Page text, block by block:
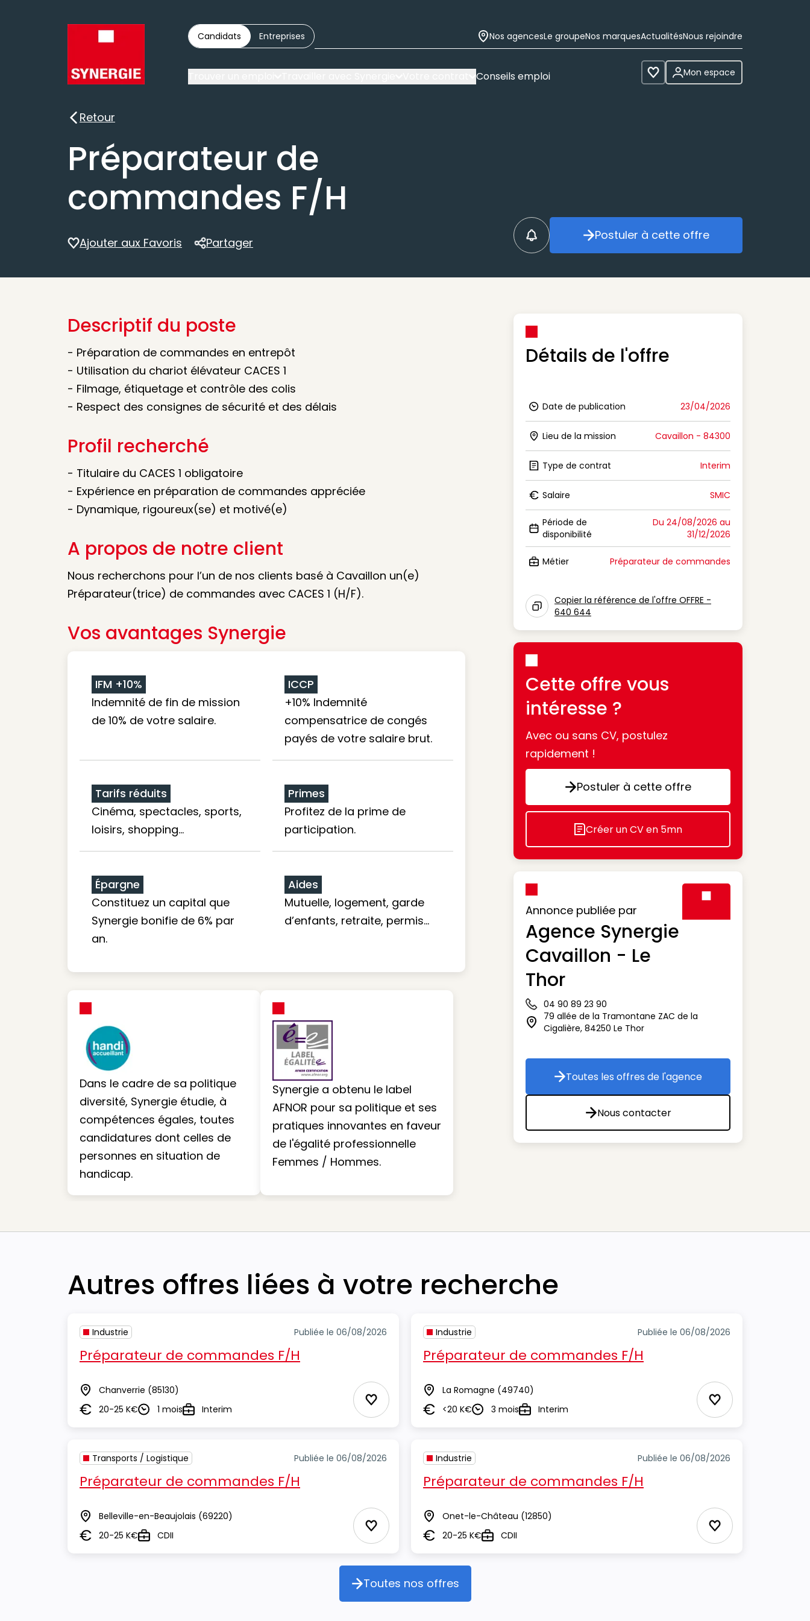
Candidats Entreprises Nos agencesLe groupeNos marquesActualitésNous rejoindre
Conseils emploi Voir les favoris
Mon espace
Retour
Retour
Préparateur de
commandes F/H
Ajouter aux Favoris
Partager
Partager Créer mon alerte Postuler à cette offre
Postuler à cette offre
Descriptif du poste
- Préparation de commandes en entrepôt
- Utilisation du chariot élévateur CACES 1
- Filmage, étiquetage et contrôle des colis
- Respect des consignes de sécurité et des délais
Profil recherché
- Titulaire du CACES 1 obligatoire
- Expérience en préparation de commandes appréciée
- Dynamique, rigoureux(se) et motivé(e)
A propos de notre client
Nous recherchons pour l’un de nos clients basé à Cavaillon un(e)
Préparateur(trice) de commandes avec CACES 1 (H/F).
Vos avantages Synergie
IFM +10%
Indemnité de fin de mission
de 10% de votre salaire.
ICCP
+10% Indemnité
compensatrice de congés
payés de votre salaire brut.
Tarifs réduits
Cinéma, spectacles, sports,
loisirs, shopping...
Primes
Profitez de la prime de
participation.
Épargne
Constituez un capital que
Synergie bonifie de 6% par
an.
Aides
Mutuelle, logement, garde
d’enfants, retraite, permis…
Dans le cadre de sa politique
diversité, Synergie étudie, à
compétences égales, toutes
candidatures dont celles de
personnes en situation de
handicap.
Synergie a obtenu le label
AFNOR pour sa politique et ses
pratiques innovantes en faveur
de l'égalité professionnelle
Femmes / Hommes.
Détails de l'offre
Icon Date de publication
Date de publication 23/04/2026
Icon Lieu de la mission
Lieu de la mission Cavaillon - 84300
Icon Type de contrat
Type de contrat Interim
Icon Salaire
Salaire SMIC
Icon Période de disponibilité
Période de
disponibilité
Du 24/08/2026 au
31/12/2026
Métier Préparateur de commandes
Icon copy to clipboard
Copier la référence de l'offre OFFRE -
640 644
Cette offre vous
intéresse ?
Avec ou sans CV, postulez
rapidement !
Postuler à cette offre
Postuler à cette offre
Icon decorative
Créer un CV en 5mn
Annonce publiée par
Agence Synergie
Cavaillon - Le
Thor
Icône téléphone
04 90 89 23 90
Icône adresse
79 allée de la Tramontane ZAC de la
Cigalière, 84250 Le Thor
Toutes les offres de l'agence
Toutes les offres de l'agence
Nous contacter
Nous contacter
Autres offres liées à votre recherche
Industrie Publiée le 06/08/2026
Préparateur de commandes F/H
Lieu Chanverrie (85130)
Salaire20-25 K€Durée1 moisTypeInterim Ajouter aux Favoris
Industrie Publiée le 06/08/2026
Préparateur de commandes F/H
Lieu La Romagne (49740)
Salaire<20 K€Durée3 moisTypeInterim Ajouter aux
Transports / Logistique Publiée le 06/08/2026
Préparateur de commandes F/H
Lieu Belleville-en-Beaujolais (69220)
Salaire20-25 K€TypeCDII Ajouter aux Favoris
Industrie Publiée le 06/08/2026
Préparateur de commandes F/H
Lieu Onet-le-Château (12850)
Salaire20-25 K€TypeCDII Ajouter aux
Toutes nos offres
Toutes nos offres